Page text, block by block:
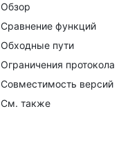
Обзор
Сравнение функций
Обходные пути
Ограничения протокола
Совместимость версий
См. также